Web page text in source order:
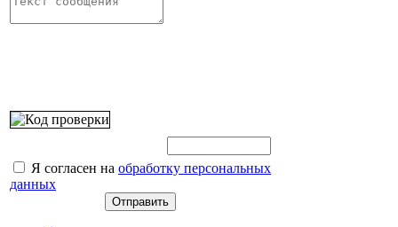
Я согласен на обработку персональных
данных